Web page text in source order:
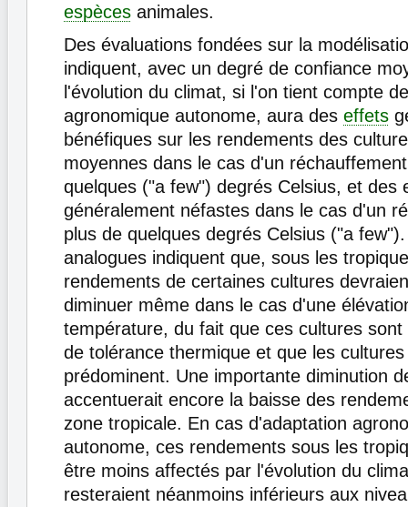
espèces animales.
Des évaluations fondées sur la
indiquent, avec un degré de confiance
l'évolution du climat, si l'on tient compte
agronomique autonome, aura des effets
bénéfiques sur les rendements des
moyennes dans le cas d'un
quelques ("a few") degrés Celsius, et des
généralement néfastes dans le cas d'un
plus de quelques degrés Celsius ("a
analogues indiquent que, sous les
rendements de certaines cultures
diminuer même dans le cas d'une
température, du fait que ces cultures
de tolérance thermique et que les
prédominent. Une importante diminution
accentuerait encore la baisse des
zone tropicale. En cas d'adaptation
autonome, ces rendements sous les
être moins affectés par l'évolution du
resteraient néanmoins inférieurs aux